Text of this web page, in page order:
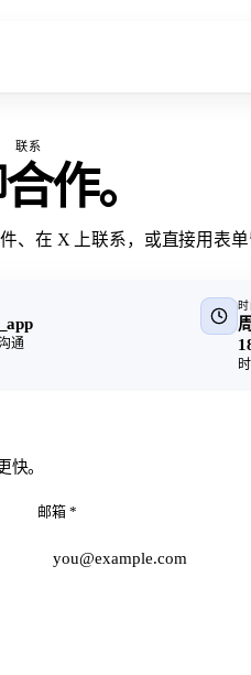
联系
合作。
、在 X 上联系，或直接用表单
通
时
快。
邮箱 *